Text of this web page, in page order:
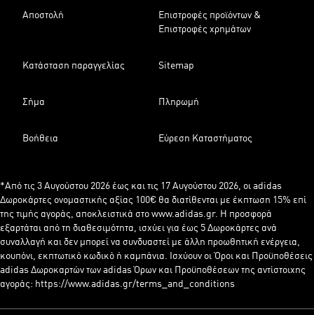
Αποστολή
Επιστροφές προϊόντων &
Επιστροφές χρημάτων
Κατάσταση παραγγελίας Sitemap
Σήμα Πληρωμή
Βοήθεια Εύρεση Καταστήματος
*Από τις 3 Αυγούστου 2026 έως και τις 17 Αυγούστου 2026, οι adidas
Δωροκάρτες ονομαστικής αξίας 100€ θα διατίθενται με έκπτωση 15% επί
της τιμής αγοράς, αποκλειστικά στο www.adidas.gr. Η προσφορά
εξαρτάται από τη διαθεσιμότητα, ισχύει για έως 5 Δωροκάρτες ανά
συναλλαγή και δεν μπορεί να συνδυαστεί με άλλη προωθητική ενέργεια,
κουπόνι, εκπτωτικό κωδικό ή καμπάνια. Ισχύουν οι Όροι και Προϋποθέσεις
adidas Δωροκαρτών των adidas Όρων και Προϋποθέσεων της αντίστοιχης
αγοράς: https://www.adidas.gr/terms_and_conditions